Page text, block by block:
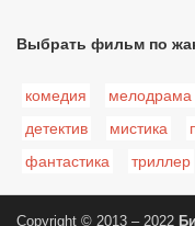
Выбрать фильм по
комедия мелодрама
детектив
мистика
фантастика
триллер
Copyright © 2013 – 2022